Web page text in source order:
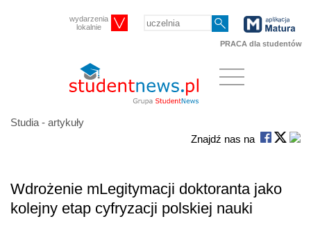
wydarzenia
lokalnie
PRACA dla studentów
Studia - artykuły
Znajdź nas na
Wdrożenie mLegitymacji doktoranta jako
kolejny etap cyfryzacji polskiej nauki